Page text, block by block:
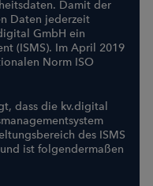
Damit der
Daten jederzeit
GmbH ein
(ISMS). Im April 2019
Norm ISO
dass die kv.digital
des ISMS
ist folgendermaßen